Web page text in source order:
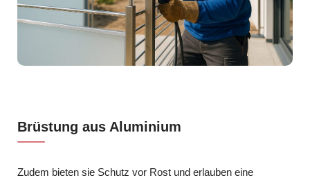
Brüstung aus Aluminium
Zudem bieten sie Schutz vor Rost und erlauben eine